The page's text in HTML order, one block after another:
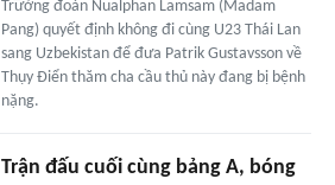
Trưởng đoàn Nualphan Lamsam (Madam
Pang) quyết định không đi cùng U23 Thái Lan
sang Uzbekistan để đưa Patrik Gustavsson về
Thụy Điển thăm cha cầu thủ này đang bị bệnh
nặng.
Trận đấu cuối cùng bảng A, bóng